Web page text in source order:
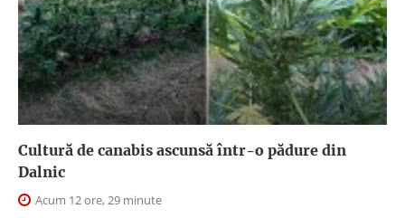
Cultură de canabis ascunsă într-o pădure din
Dalnic
Acum 12 ore, 29 minute